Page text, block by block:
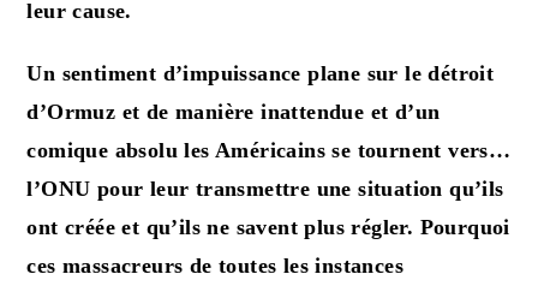
leur cause.
Un sentiment d’impuissance plane sur le détroit
d’Ormuz et de manière inattendue et d’un
comique absolu les Américains se tournent vers…
l’ONU pour leur transmettre une situation qu’ils
ont créée et qu’ils ne savent plus régler. Pourquoi
ces massacreurs de toutes les instances